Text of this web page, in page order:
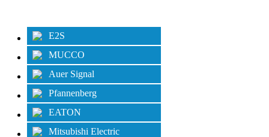
E2S
MUCCO
Auer Signal
Pfannenberg
EATON
Mitsubishi Electric